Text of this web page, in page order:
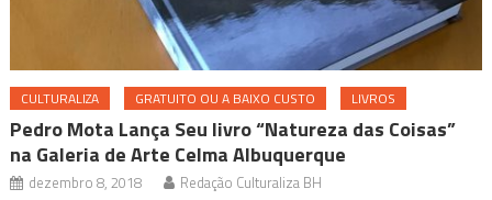
CULTURALIZA GRATUITO OU A BAIXO CUSTO LIVROS
Pedro Mota Lança Seu livro “Natureza das Coisas”
na Galeria de Arte Celma Albuquerque
dezembro 8, 2018 Redação Culturaliza BH